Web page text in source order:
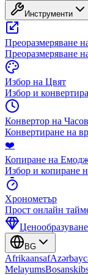
Инструменти
Преоразмеряване
Преоразмеряване
Избор на Цвят
Избор и
Конвертор на
Конвертиране на
❤️
Копиране на
Избор и копиране
Хронометър
Прост онлайн
Ценообразуване
BG
Afrikaansaf
MelayumsBosanski